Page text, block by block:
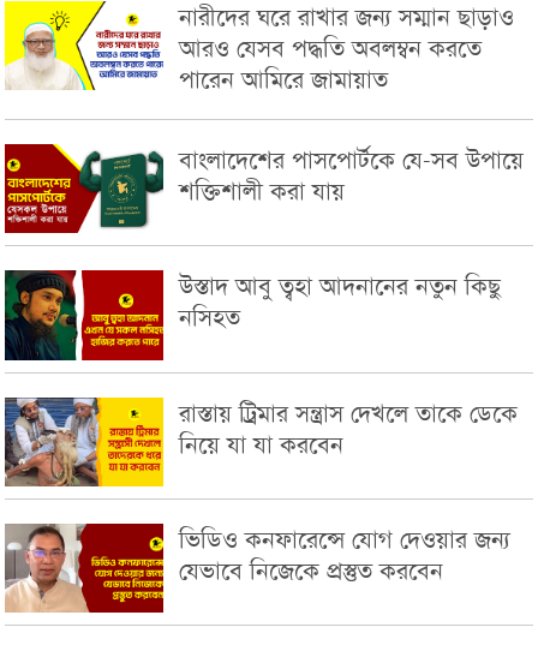
নারীদের ঘরে রাখার জন্য সম্মান ছাড়াও
আরও যেসব পদ্ধতি অবলম্বন করতে
পারেন আমিরে জামায়াত
বাংলাদেশের পাসপোর্টকে যে-সব উপায়ে
শক্তিশালী করা যায়
উস্তাদ আবু ত্বহা আদনানের নতুন কিছু
নসিহত
রাস্তায় ট্রিমার সন্ত্রাস দেখলে তাকে ডেকে
নিয়ে যা যা করবেন
ভিডিও কনফারেন্সে যোগ দেওয়ার জন্য
যেভাবে নিজেকে প্রস্তুত করবেন